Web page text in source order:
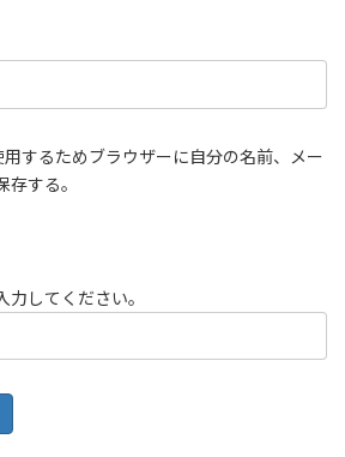
するためブラウザーに自分の名前、メー
する。
力してください。